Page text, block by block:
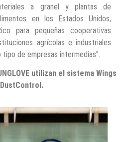
a granel y plantas de
en los Estados Unidos,
para pequeñas cooperativas
agrícolas e industriales
de empresas intermedias”.
utilizan el sistema Wings
DustControl.